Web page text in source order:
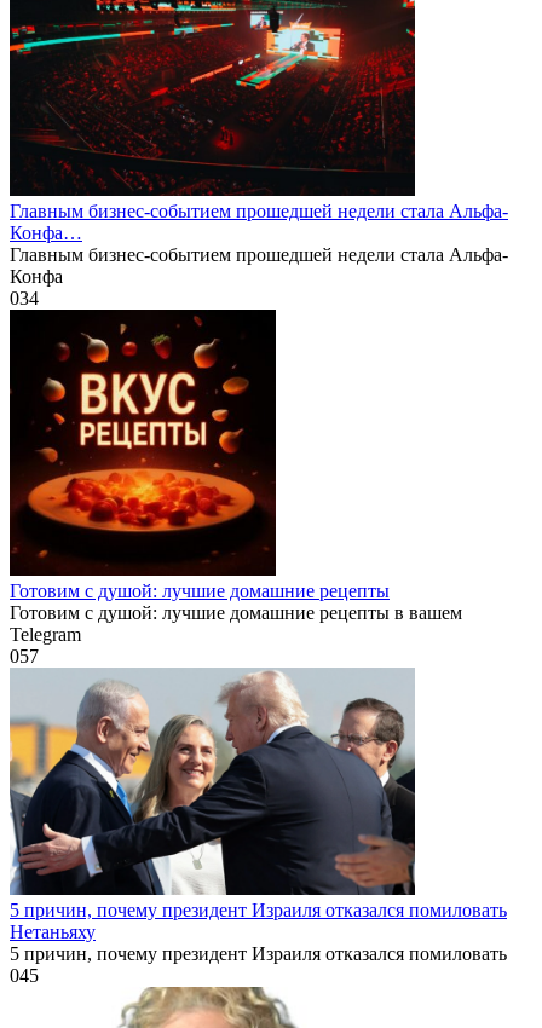
Главным бизнес-событием прошедшей недели стала Альфа-
Конфа…
Главным бизнес-событием прошедшей недели стала Альфа-
Конфа
034
Готовим с душой: лучшие домашние рецепты
Готовим с душой: лучшие домашние рецепты в вашем
Telegram
057
5 причин, почему президент Израиля отказался помиловать
Нетаньяху
5 причин, почему президент Израиля отказался помиловать
045